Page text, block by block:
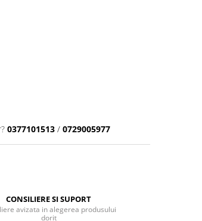
0377101513 / 0729005977
CONSILIERE SI SUPORT
avizata in alegerea produsului
dorit